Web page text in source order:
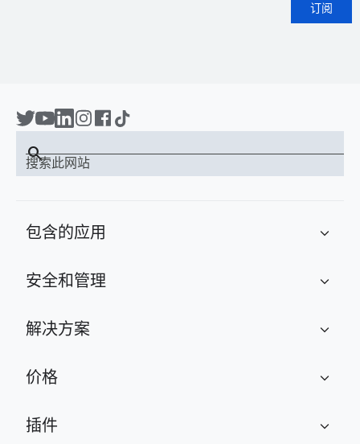
订阅
搜索此网站
search
包含的应用 expand_more
安全和管理 expand_more
解决方案 expand_more
价格 expand_more
插件 expand_more